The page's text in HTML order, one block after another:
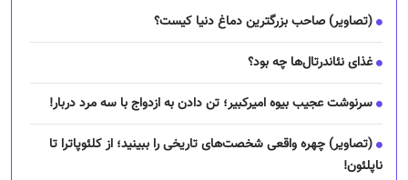
(تصاویر) صاحب بزرگترین دماغ دنیا کیست؟
غذای نئاندرتال‌ها چه بود؟
سرنوشت عجیب بیوه امیرکبیر؛ تن دادن به ازدواج با سه مرد دربار!
(تصاویر) چهره واقعی شخصت‌های تاریخی را ببینید؛ از کلئوپاترا تا
ناپلئون!